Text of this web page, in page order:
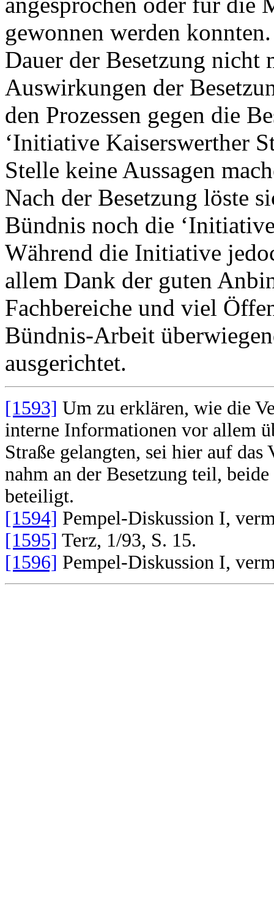
gewonnen werden
Dauer der Besetzung
Auswirkungen der
den Prozessen gegen die
‘Initiative Kaiserswerther
Stelle keine Aussagen
Nach der Besetzung löste
Bündnis noch die
Während die Initiative
allem Dank der guten
Fachbereiche und viel
Bündnis-Arbeit
ausgerichtet.
[1593] Um zu erklären, wie die
interne Informationen vor allem
Straße gelangten, sei hier auf
nahm an der Besetzung teil,
beteiligt.
[1594] Pempel-Diskussion I,
[1595] Terz, 1/93, S. 15.
[1596] Pempel-Diskussion I,